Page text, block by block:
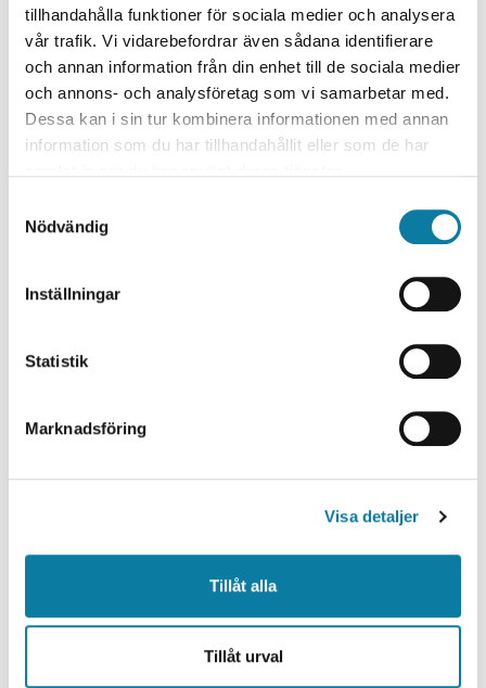
tillhandahålla funktioner för sociala medier och analysera
vår trafik. Vi vidarebefordrar även sådana identifierare
och annan information från din enhet till de sociala medier
och annons- och analysföretag som vi samarbetar med.
Dessa kan i sin tur kombinera informationen med annan
information som du har tillhandahållit eller som de har
Nödvändig
Inställningar
Statistik
Marknadsföring
Visa detaljer
Tillåt alla
Tillåt urval
Programråd
Programråd är ett råd för varje inrättat
utbildningsprogram med en
programansvarig/programrådsordförande. Ett antal
programråd finns för beredning av utbildning till stöd för
Teknikst basår -
Nätverkstekniskt påbyggnadsår -
Nour
Almardoud
Mannerhagen
Svante Augustsson
Jan Oscarsson
Datateknik, högskoleingenjör -Hanna Martinsson